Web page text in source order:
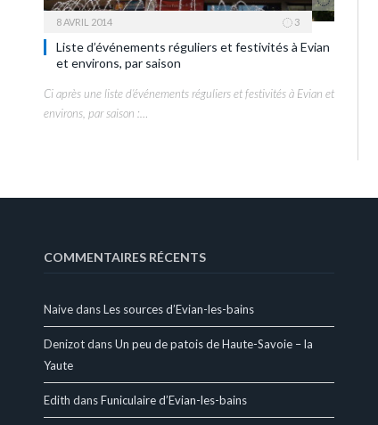
8 AVRIL 2014 3
Liste d’événements réguliers et festivités à Evian
et environs, par saison
Ci après une liste d’événements réguliers et festivités à Evian et
environs, par saison :…
COMMENTAIRES RÉCENTS
NaivedansLes sources d’Evian-les-bains
DenizotdansUn peu de patois de Haute-Savoie – la
Yaute
Edith dansFuniculaire d’Evian-les-bains